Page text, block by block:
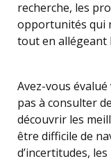
recherche, les
opportunités qui
tout en allégeant
Avez-vous
pas à consulter
découvrir les
être difficile de
d’incertitudes,